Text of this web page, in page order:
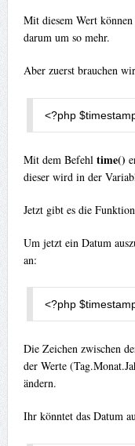
Mit diesem Wert
darum um so mehr.
Aber zuerst brauchen
<?php
Mit dem Befehl time()
dieser wird in der
Jetzt gibt es die Funktion
Um jetzt ein Datum
an:
<?php
Die Zeichen zwischen
der Werte
ändern.
Ihr könntet das Datum